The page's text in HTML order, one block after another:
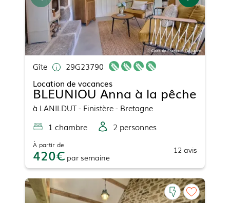
Gîte
29G23790
Location de vacances
BLEUNIOU Anna à la pêche
à LANILDUT- Finistère - Bretagne
1 chambre 2 personnes
À partir de
420 par semaine
12 avis